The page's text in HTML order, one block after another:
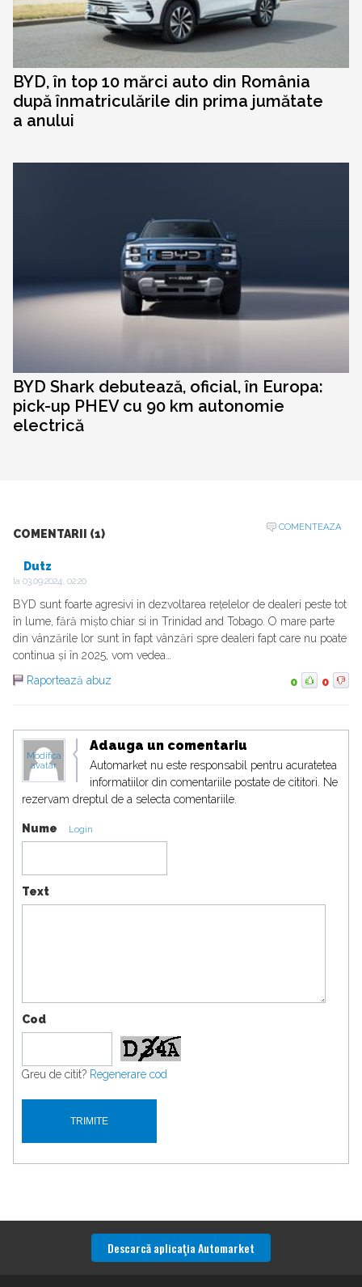
BYD, în top 10 mărci auto din România
după înmatriculările din prima jumătate
a anului
BYD Shark debutează, oficial, în Europa:
pick-up PHEV cu 90 km autonomie
electrică
COMENTARII (1)
COMENTEAZA
Dutz
la 03.09.2024, 02:20
BYD sunt foarte agresivi in dezvoltarea rețelelor de dealeri peste tot
în lume, fără mișto chiar si in Trinidad and Tobago. O mare parte
din vânzările lor sunt în fapt vânzări spre dealeri fapt care nu poate
continua și în 2025, vom vedea…
Raportează abuz
0 0
Modifica
avatar
Adauga un comentariu
Automarket nu este responsabil pentru acuratetea
informatiilor din comentariile postate de cititori. Ne
rezervam dreptul de a selecta comentariile.
Nume Login
Text
Cod
Greu de citit? Regenerare cod
Descarcă aplicaţia Automarket